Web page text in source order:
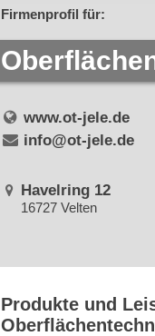
Firmenprofil für:
www.ot-jele.de
info@ot-jele.de
Havelring 12
16727 Velten
Produkte und